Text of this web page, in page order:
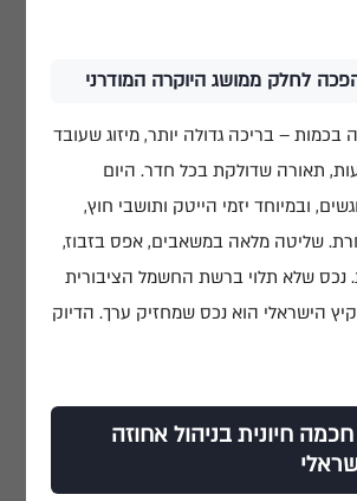
לחלק ממושג היוקרה המודרני
– בריכה גדולה יותר, מיזוג שעובד
תאורה שדולקת בכל חדר. היום
ובמיוחד יזמי הייטק ותושבי חוץ,
שליטה מלאה במשאבים, אפס בזבוז,
נכס שלא תלוי ברשת החשמל הציבורית
הישראלי הוא נכס שמחזיק ערך. הדיוק
חיונית בניהול אחוזה